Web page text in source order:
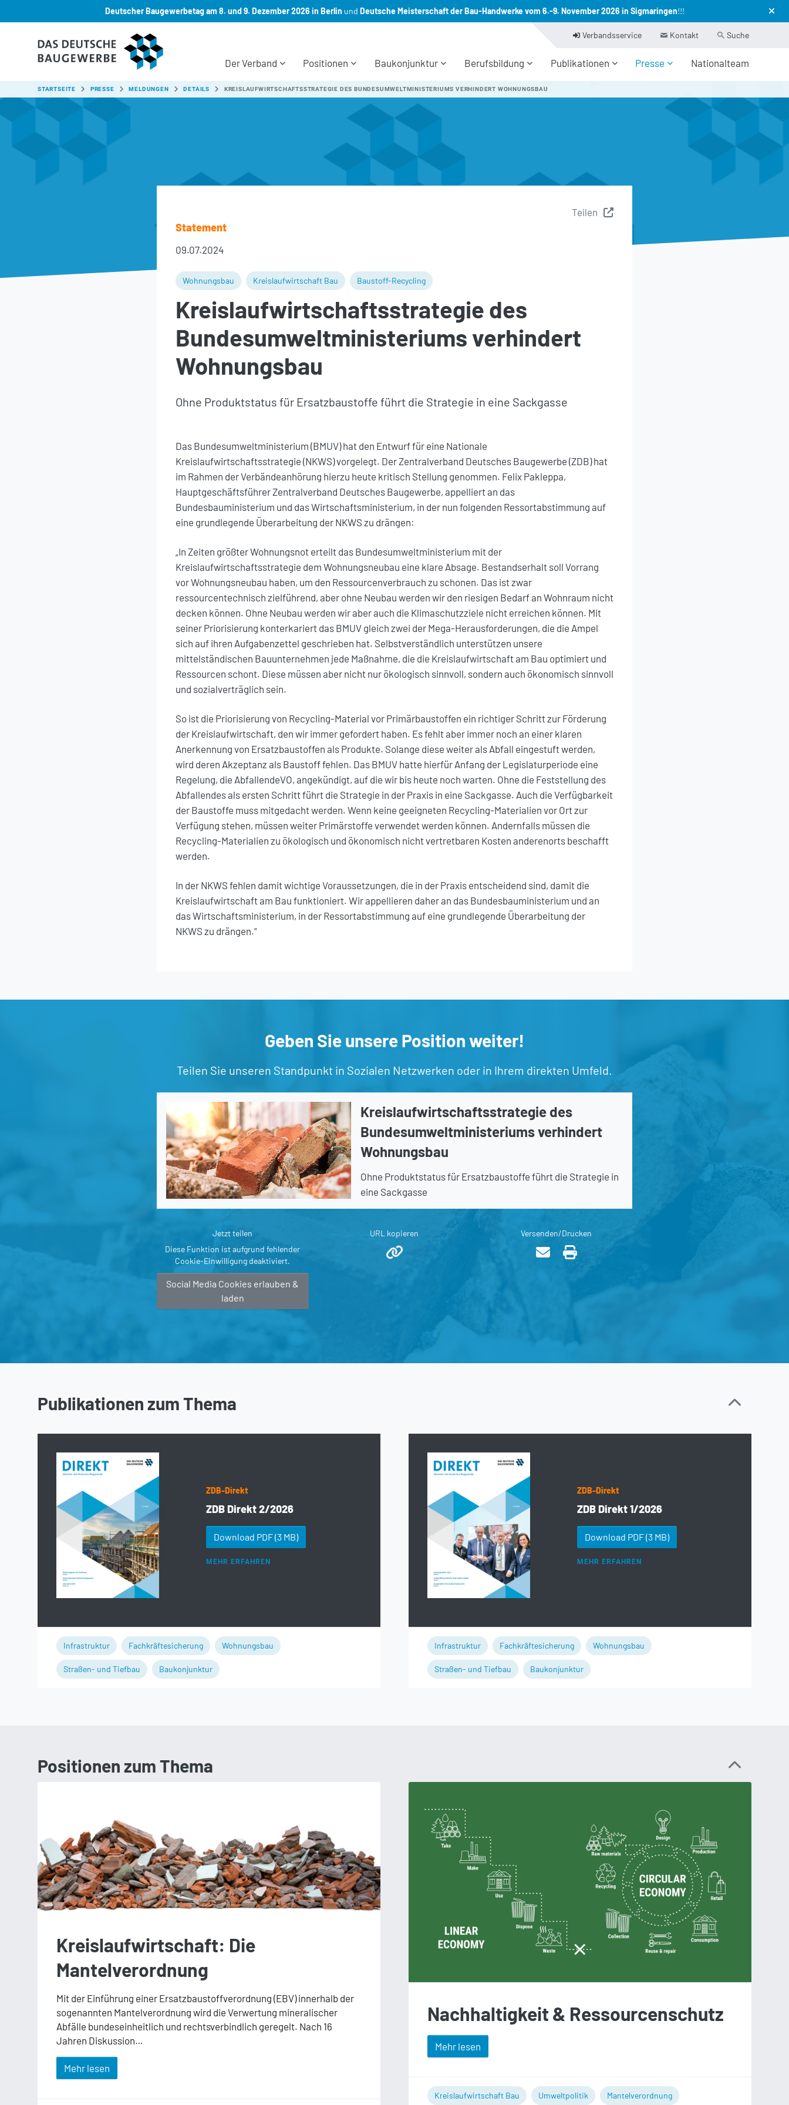
Deutscher Baugewerbetag am 8. und 9. Dezember 2026 in Berlin und Deutsche Meisterschaft der Bau-Handwerke vom 6.-9. November 2026 in Sigmaringen!!!
Der Verband Positionen Baukonjunktur Berufsbildung Publikationen Presse Nationalteam
Verbandsservice Kontakt Suche
SIE SIND HIER:
STARTSEITE PRESSE MELDUNGEN DETAILS KREISLAUFWIRTSCHAFTSSTRATEGIE DES BUNDESUMWELTMINISTERIUMS VERHINDERT WOHNUNGSBAU
Teilen
Statement
09.07.2024
Wohnungsbau Kreislaufwirtschaft Bau Baustoff-Recycling
Kreislaufwirtschaftsstrategie des
Bundesumweltministeriums verhindert
Wohnungsbau
Ohne Produktstatus für Ersatzbaustoffe führt die Strategie in eine Sackgasse
Das Bundesumweltministerium (BMUV) hat den Entwurf für eine Nationale
Kreislaufwirtschaftsstrategie (NKWS) vorgelegt. Der Zentralverband Deutsches Baugewerbe (ZDB) hat
im Rahmen der Verbändeanhörung hierzu heute kritisch Stellung genommen. Felix Pakleppa,
Hauptgeschäftsführer Zentralverband Deutsches Baugewerbe, appelliert an das
Bundesbauministerium und das Wirtschaftsministerium, in der nun folgenden Ressortabstimmung auf
eine grundlegende Überarbeitung der NKWS zu drängen:
„In Zeiten größter Wohnungsnot erteilt das Bundesumweltministerium mit der
Kreislaufwirtschaftsstrategie dem Wohnungsneubau eine klare Absage. Bestandserhalt soll Vorrang
vor Wohnungsneubau haben, um den Ressourcenverbrauch zu schonen. Das ist zwar
ressourcentechnisch zielführend, aber ohne Neubau werden wir den riesigen Bedarf an Wohnraum nicht
decken können. Ohne Neubau werden wir aber auch die Klimaschutzziele nicht erreichen können. Mit
seiner Priorisierung konterkariert das BMUV gleich zwei der Mega-Herausforderungen, die die Ampel
sich auf ihren Aufgabenzettel geschrieben hat. Selbstverständlich unterstützen unsere
mittelständischen Bauunternehmen jede Maßnahme, die die Kreislaufwirtschaft am Bau optimiert und
Ressourcen schont. Diese müssen aber nicht nur ökologisch sinnvoll, sondern auch ökonomisch sinnvoll
und sozialverträglich sein.
So ist die Priorisierung von Recycling-Material vor Primärbaustoffen ein richtiger Schritt zur Förderung
der Kreislaufwirtschaft, den wir immer gefordert haben. Es fehlt aber immer noch an einer klaren
Anerkennung von Ersatzbaustoffen als Produkte. Solange diese weiter als Abfall eingestuft werden,
wird deren Akzeptanz als Baustoff fehlen. Das BMUV hatte hierfür Anfang der Legislaturperiode eine
Regelung, die AbfallendeVO, angekündigt, auf die wir bis heute noch warten. Ohne die Feststellung des
Abfallendes als ersten Schritt führt die Strategie in der Praxis in eine Sackgasse. Auch die Verfügbarkeit
der Baustoffe muss mitgedacht werden. Wenn keine geeigneten Recycling-Materialien vor Ort zur
Verfügung stehen, müssen weiter Primärstoffe verwendet werden können. Andernfalls müssen die
Recycling-Materialien zu ökologisch und ökonomisch nicht vertretbaren Kosten anderenorts beschafft
werden.
In der NKWS fehlen damit wichtige Voraussetzungen, die in der Praxis entscheidend sind, damit die
Kreislaufwirtschaft am Bau funktioniert. Wir appellieren daher an das Bundesbauministerium und an
das Wirtschaftsministerium, in der Ressortabstimmung auf eine grundlegende Überarbeitung der
NKWS zu drängen.“
Geben Sie unsere Position weiter!
Teilen Sie unseren Standpunkt in Sozialen Netzwerken oder in Ihrem direkten Umfeld.
Kreislaufwirtschaftsstrategie des
Bundesumweltministeriums verhindert
Wohnungsbau
Ohne Produktstatus für Ersatzbaustoffe führt die Strategie in
eine Sackgasse
Jetzt teilen
Diese Funktion ist aufgrund fehlender
Cookie-Einwilligung deaktiviert.
Social Media Cookies erlauben &
laden
URL kopieren Versenden/Drucken
Publikationen zum Thema
ZDB-Direkt
ZDB Direkt 2/2026
Download PDF(3 MB)
MEHR ERFAHREN
Infrastruktur Fachkräftesicherung Wohnungsbau
Straßen- und Tiefbau Baukonjunktur
ZDB-Direkt
ZDB Direkt 1/2026
Download PDF(3 MB)
MEHR ERFAHREN
Infrastruktur Fachkräftesicherung Wohnungsbau
Straßen- und Tiefbau Baukonjunktur
Positionen zum Thema
Kreislaufwirtschaft: Die
Mantelverordnung
Mit der Einführung einer Ersatzbaustoffverordnung (EBV) innerhalb der
sogenannten Mantelverordnung wird die Verwertung mineralischer
Abfälle bundeseinheitlich und rechtsverbindlich geregelt. Nach 16
Jahren Diskussion…
Mehr lesen
Nachhaltigkeit & Ressourcenschutz
Mehr lesen
Kreislaufwirtschaft Bau Umweltpolitik Mantelverordnung